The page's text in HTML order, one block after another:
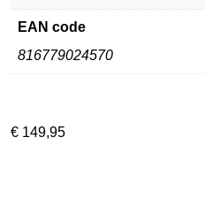
EAN code
816779024570
€ 149,95